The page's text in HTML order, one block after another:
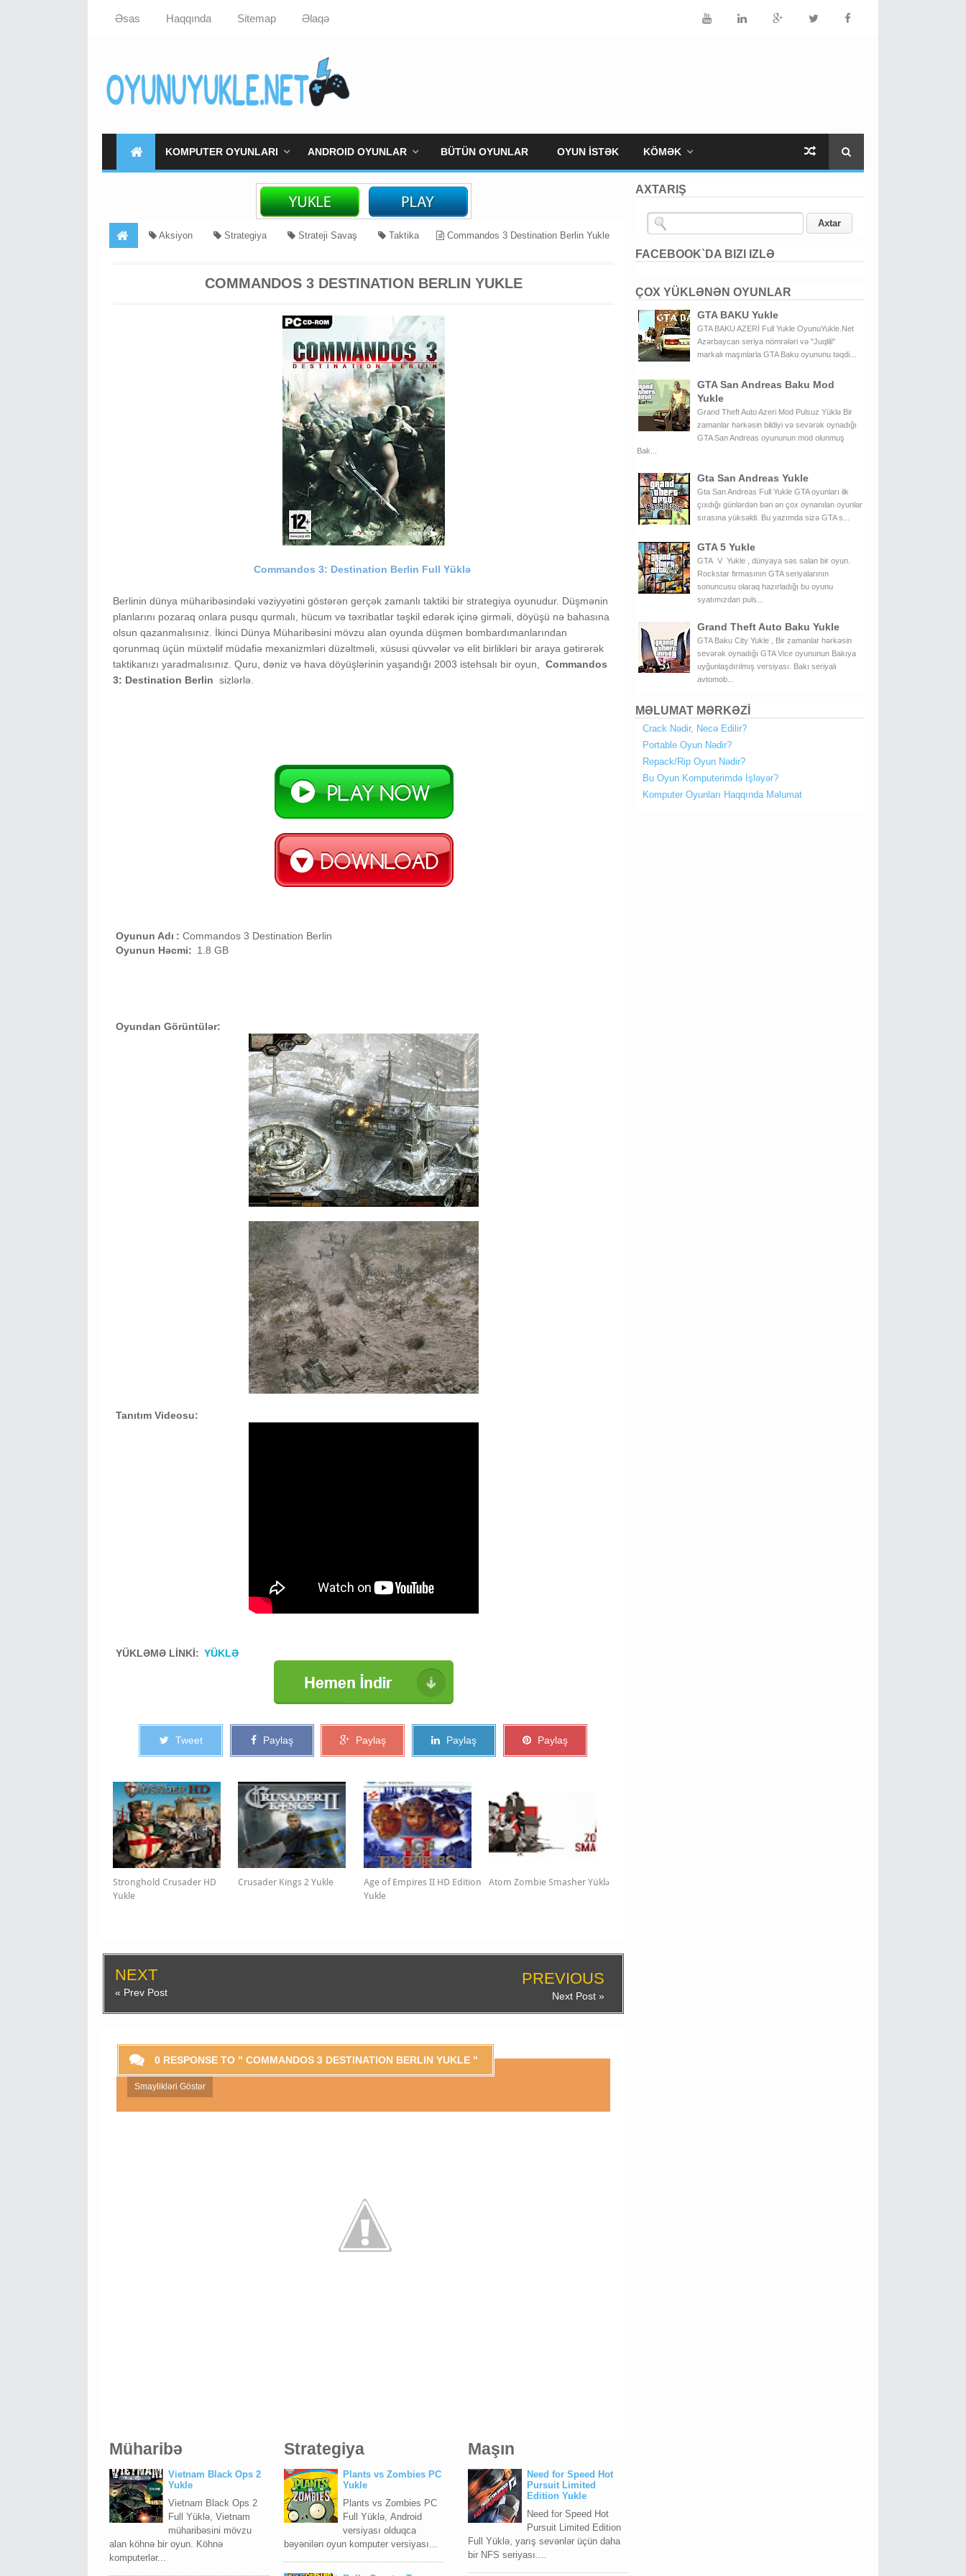
Əsas Haqqında Sitemap Əlaqə
KOMPUTER OYUNLARI ANDROID OYUNLAR BÜTÜN OYUNLAR OYUN İSTƏK KÖMƏK
Aksiyon Strategiya Strateji Savaş Taktika Commandos 3 Destination Berlin Yukle
COMMANDOS 3 DESTINATION BERLIN YUKLE
Commandos 3: Destination Berlin Full Yüklə
Berlinin dünya müharibəsindəki vəziyyətini göstərən gerçək zamanlı taktiki bir strategiya oyunudur. Düşmənin
planlarını pozaraq onlara pusqu qurmalı, hücum və təxribatlar təşkil edərək içinə girməli, döyüşü nə bahasına
olsun qazanmalısınız. İkinci Dünya Müharibəsini mövzu alan oyunda düşmən bombardımanlarından
qorunmaq üçün müxtəlif müdafiə mexanizmləri düzəltməli, xüsusi qüvvələr və elit birlikləri bir araya gətirərək
taktikanızı yaradmalısınız. Quru, dəniz və hava döyüşlərinin yaşandığı 2003 istehsalı bir oyun, Commandos
3: Destination Berlin sizlərlə.
Oyunun Adı : Commandos 3 Destination Berlin
Oyunun Həcmi: 1.8 GB
Oyundan Görüntülər:
Tanıtım Videosu:
YÜKLƏMƏ LİNKİ: YÜKLƏ
Tweet Paylaş Paylaş Paylaş Paylaş
Stronghold Crusader HD
Yukle
Crusader Kings 2 Yukle
Age of Empires II HD Edition
Yukle
Atom Zombie Smasher Yüklə
NEXT
« Prev Post
PREVIOUS
Next Post »
0 RESPONSE TO " COMMANDOS 3 DESTINATION BERLIN YUKLE "
Smaylikləri Göstər
Müharibə
Vietnam Black Ops 2
Yukle
Vietnam Black Ops 2
Full Yüklə, Vietnam
müharibəsini mövzu
alan köhnə bir oyun. Köhnə
komputerlər...
Maşın
Need for Speed Hot
Pursuit Limited
Edition Yukle
Need for Speed Hot
Pursuit Limited Edition
Full Yüklə, yarış sevənlər üçün daha
bir NFS seriyası....
Strategiya
Plants vs Zombies PC
Yukle
Plants vs Zombies PC
Full Yüklə, Android
versiyası olduqca
bəyənilən oyun komputer versiyası...
AXTARIŞ
FACEBOOK`DA BIZI IZLƏ
ÇOX YÜKLƏNƏN OYUNLAR
GTA BAKU Yukle
GTA BAKU AZERİ Full Yukle OyunuYukle.Net
Azərbaycan seriya nömrələri və "Juqlili"
markalı maşınlarla GTA Baku oyununu təqdi...
GTA San Andreas Baku Mod
Yukle
Grand Theft Auto Azeri Mod Pulsuz Yüklə Bir
zamanlar hərkəsin bildiyi və sevərək oynadığı
GTA San Andreas oyununun mod olunmuş
Bak...
Gta San Andreas Yukle
Gta San Andreas Full Yukle GTA oyunları ilk
çıxdığı günlərdən bəri ən çox oynanılan oyunlar
sırasına yüksəldi. Bu yazımda sizə GTA s...
GTA 5 Yukle
GTA V Yukle , dünyaya səs salan bir oyun.
Rockstar firmasının GTA seriyalarının
sonuncusu olaraq hazırladığı bu oyunu
syatımızdan puls...
Grand Theft Auto Baku Yukle
GTA Baku City Yukle , Bir zamanlar hərkəsin
sevərək oynadığı GTA Vice oyununun Bakıya
uyğunlaşdırılmış versiyası. Bakı seriyalı
avtomob...
MƏLUMAT MƏRKƏZİ
Crack Nədir, Necə Edilir?
Portable Oyun Nədir?
Repack/Rip Oyun Nədir?
Bu Oyun Komputerimdə İşləyər?
Komputer Oyunları Haqqında Məlumat